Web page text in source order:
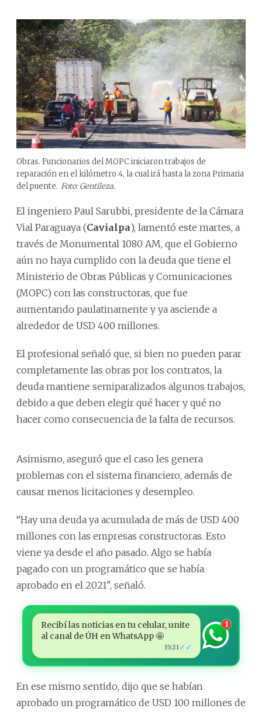
Obras. Funcionarios del MOPC iniciaron trabajos de
reparación en el kilómetro 4, la cual irá hasta la zona Primaria
del puente. Foto: Gentileza.
El ingeniero Paul Sarubbi, presidente de la Cámara
Vial Paraguaya (Cavialpa), lamentó este martes, a
través de Monumental 1080 AM, que el Gobierno
aún no haya cumplido con la deuda que tiene el
Ministerio de Obras Públicas y Comunicaciones
(MOPC) con las constructoras, que fue
aumentando paulatinamente y ya asciende a
alrededor de USD 400 millones.
El profesional señaló que, si bien no pueden parar
completamente las obras por los contratos, la
deuda mantiene semiparalizados algunos trabajos,
debido a que deben elegir qué hacer y qué no
hacer como consecuencia de la falta de recursos.
Asimismo, aseguró que el caso les genera
problemas con el sistema financiero, además de
causar menos licitaciones y desempleo.
“Hay una deuda ya acumulada de más de USD 400
millones con las empresas constructoras. Esto
viene ya desde el año pasado. Algo se había
pagado con un programático que se había
aprobado en el 2021", señaló.
Recibí las noticias en tu celular, unite
al canal de ÚH en WhatsApp 🤩
15:21 ✓✓
1
En ese mismo sentido, dijo que se habían
aprobado un programático de USD 100 millones de